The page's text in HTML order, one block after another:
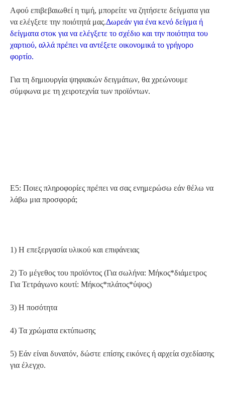
Αφού επιβεβαιωθεί η τιμή, μπορείτε να ζητήσετε δείγματα για
να ελέγξετε την ποιότητά μας.Δωρεάν για ένα κενό δείγμα ή
δείγματα στοκ για να ελέγξετε το σχέδιο και την ποιότητα του
χαρτιού, αλλά πρέπει να αντέξετε οικονομικά το γρήγορο
φορτίο.
Για τη δημιουργία ψηφιακών δειγμάτων, θα χρεώνουμε
σύμφωνα με τη χειροτεχνία των προϊόντων.
Ε5: Ποιες πληροφορίες πρέπει να σας ενημερώσω εάν θέλω να
λάβω μια προσφορά;
1) Η επεξεργασία υλικού και επιφάνειας
2) Το μέγεθος του προϊόντος (Για σωλήνα: Μήκος*διάμετρος
Για Τετράγωνο κουτί: Μήκος*πλάτος*ύψος)
3) Η ποσότητα
4) Τα χρώματα εκτύπωσης
5) Εάν είναι δυνατόν, δώστε επίσης εικόνες ή αρχεία σχεδίασης
για έλεγχο.